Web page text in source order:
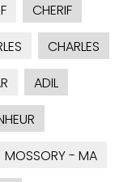
CHERIF
CHARLES
ADIL
MOSSORY - MA